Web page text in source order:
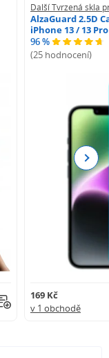
Další Tvrzená skla
AlzaGuard 2.5D
iPhone 13 / 13 Pro
96 %
(25 hodnocení)
169 Kč
v 1 obchodě
Next